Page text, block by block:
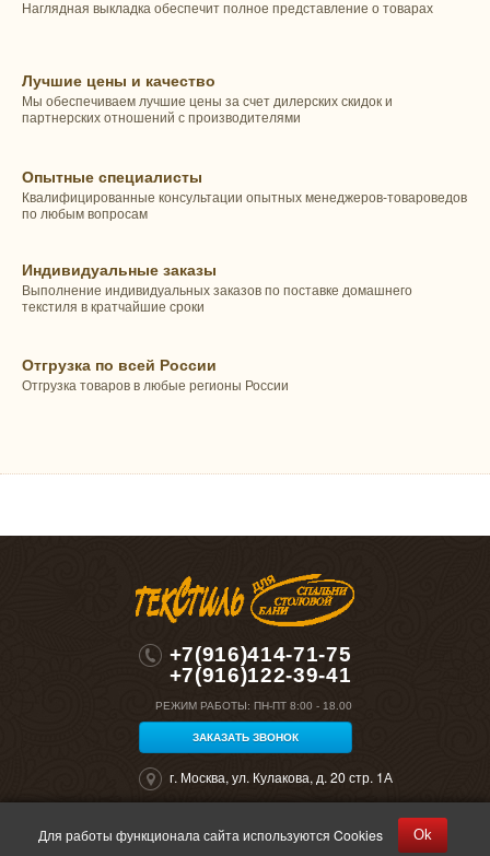
Наглядная выкладка обеспечит полное представление о товарах
Лучшие цены и качество
Мы обеспечиваем лучшие цены за счет дилерских скидок и
партнерских отношений с производителями
Опытные специалисты
Квалифицированные консультации опытных менеджеров-товароведов
по любым вопросам
Индивидуальные заказы
Выполнение индивидуальных заказов по поставке домашнего
текстиля в кратчайшие сроки
Отгрузка по всей России
Отгрузка товаров в любые регионы России
+7(916)414-71-75
+7(916)122-39-41
РЕЖИМ РАБОТЫ: ПН-ПТ 8:00 - 18.00
ЗАКАЗАТЬ ЗВОНОК
г. Москва, ул. Кулакова, д. 20 стр. 1А
©2026 "Полокрон". Все права защищены
Для работы функционала сайта используются Cookies Ok